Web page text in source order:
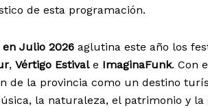
de esta programación.
en Julio 2026 aglutina este año los
, Vértigo Estivale ImaginaFunk. Con
de la provincia como un destino
la naturaleza, el patrimonio y la